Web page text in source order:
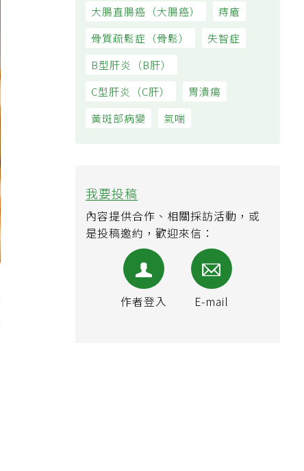
大腸直腸癌（大腸癌） 痔瘡
骨質疏鬆症（骨鬆） 失智症
B型肝炎（B肝）
C型肝炎（C肝）
胃潰瘍
黃斑部病變
氣喘
我要投稿
內容提供合作、相關採訪活動，或